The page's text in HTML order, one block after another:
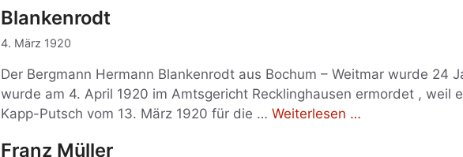
Blankenrodt
4. März 1920
Der Bergmann Hermann Blankenrodt aus Bochum – Weitmar wurde 24
wurde am 4. April 1920 im Amtsgericht Recklinghausen ermordet , weil
Kapp-Putsch vom 13. März 1920 für die … Weiterlesen …
Franz Müller